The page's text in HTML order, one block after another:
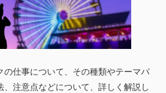
仕事について、その種類やテーマパ
注意点などについて、詳しく解説し